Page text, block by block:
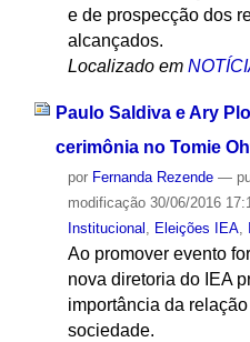
e de prospecção dos
alcançados.
Localizado em
Paulo Saldiva e Ary
cerimônia no Tomie
por Fernanda Rezende —
modificação30/06/2016
Institucional , Eleições IEA,
Ao promover evento
nova diretoria do IEA
importância da
sociedade.